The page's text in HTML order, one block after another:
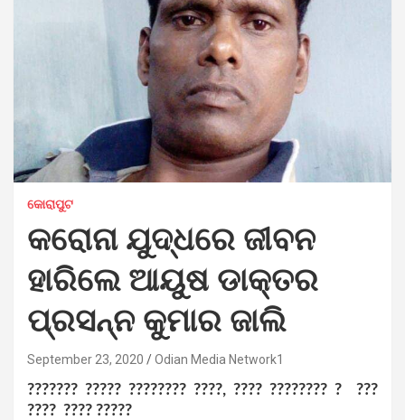
କୋରାପୁଟ
କରୋନା ଯୁଦ୍ଧରେ ଜୀବନ
ହାରିଲେ ଆୟୁଷ ଡାକ୍ତର
ପ୍ରସନ୍ନ କୁମାର ଜାଲି
September 23, 2020 Odian Media Network1
??????? ????? ???????? ????, ???? ???????? ? ???
???? ???? ?????